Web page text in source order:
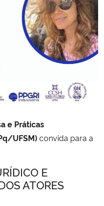
Humanos
e Práticas
UFSM)convida para a
E
ATORES